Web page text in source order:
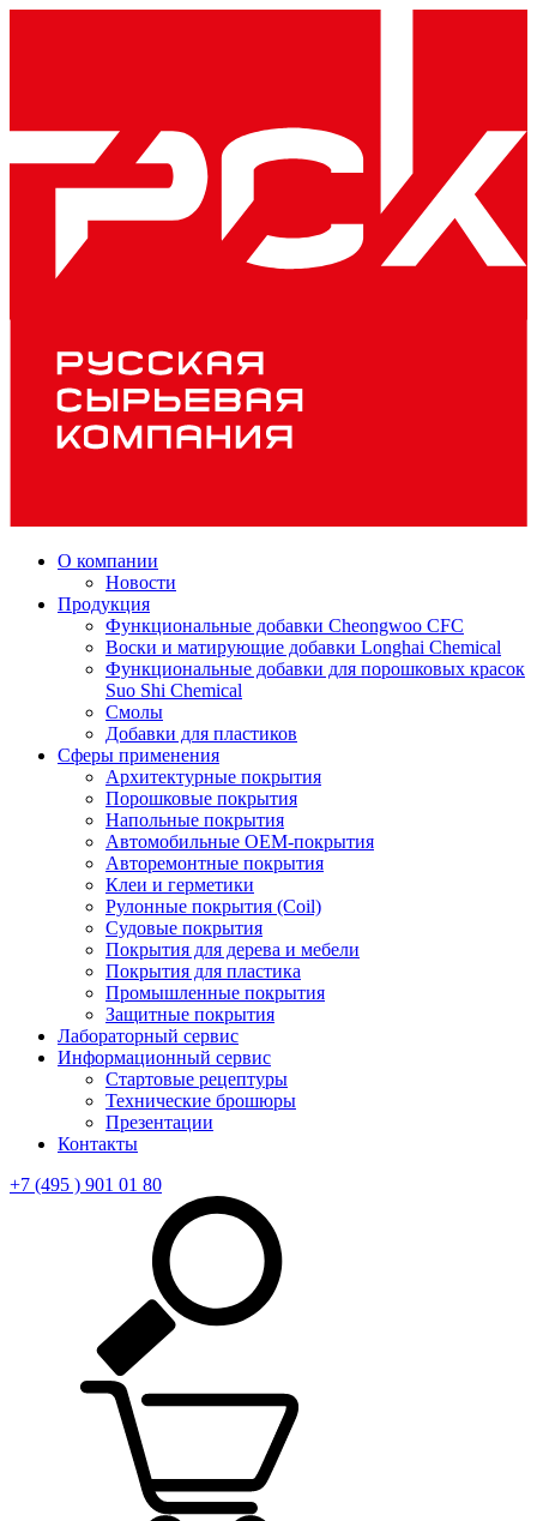
О компании
Новости
Продукция
Функциональные добавки Cheongwoo СFC
Воски и матирующие добавки Longhai Chemical
Функциональные добавки для порошковых красок
Suo Shi Chemical
Смолы
Добавки для пластиков
Сферы применения
Архитектурные покрытия
Порошковые покрытия
Напольные покрытия
Автомобильные ОЕМ-покрытия
Авторемонтные покрытия
Клеи и герметики
Рулонные покрытия (Coil)
Судовые покрытия
Покрытия для дерева и мебели
Покрытия для пластика
Промышленные покрытия
Защитные покрытия
Лабораторный сервис
Информационный сервис
Стартовые рецептуры
Технические брошюры
Презентации
Контакты
+7 (495 ) 901 01 80